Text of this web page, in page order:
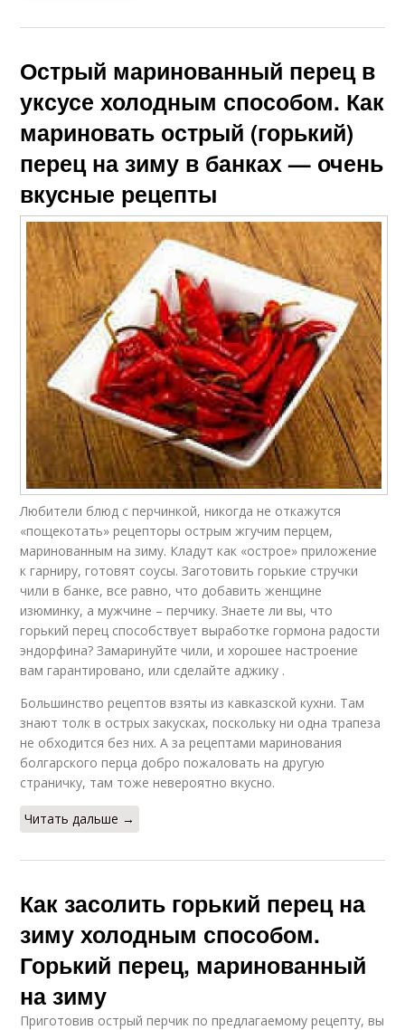
Острый маринованный перец в
уксусе холодным способом. Как
мариновать острый (горький)
перец на зиму в банках — очень
вкусные рецепты
Любители блюд с перчинкой, никогда не откажутся
«пощекотать» рецепторы острым жгучим перцем,
маринованным на зиму. Кладут как «острое» приложение
к гарниру, готовят соусы. Заготовить горькие стручки
чили в банке, все равно, что добавить женщине
изюминку, а мужчине – перчику. Знаете ли вы, что
горький перец способствует выработке гормона радости
эндорфина? Замаринуйте чили, и хорошее настроение
вам гарантировано, или сделайте аджику .
Большинство рецептов взяты из кавказской кухни. Там
знают толк в острых закусках, поскольку ни одна трапеза
не обходится без них. А за рецептами маринования
болгарского перца добро пожаловать на другую
страничку, там тоже невероятно вкусно.
Читать дальше →
Как засолить горький перец на
зиму холодным способом.
Горький перец, маринованный
на зиму
Приготовив острый перчик по предлагаемому рецепту, вы